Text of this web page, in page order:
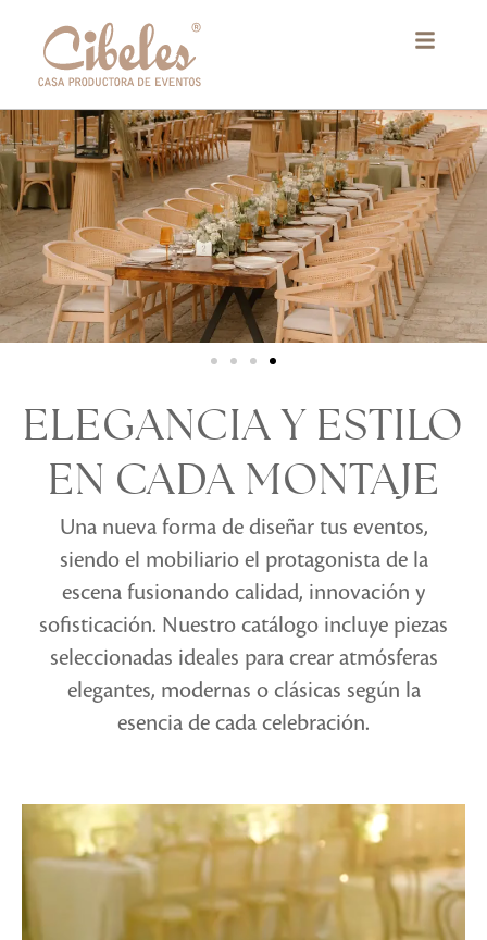
contenido
ELEGANCIA Y ESTILO
EN CADA MONTAJE
Una nueva forma de diseñar tus eventos,
siendo el mobiliario el protagonista de la
escena fusionando calidad, innovación y
sofisticación. Nuestro catálogo incluye piezas
seleccionadas ideales para crear atmósferas
elegantes, modernas o clásicas según la
esencia de cada celebración.